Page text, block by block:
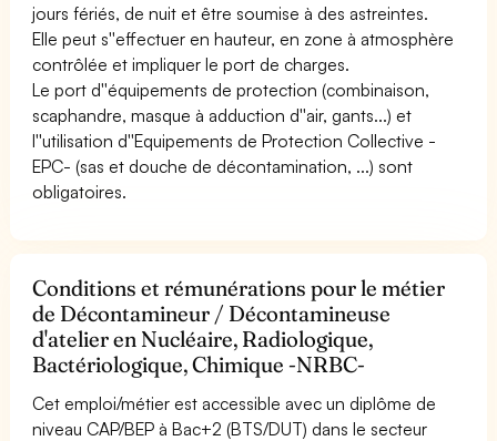
jours fériés, de nuit et être soumise à des astreintes.
Elle peut s''effectuer en hauteur, en zone à atmosphère
contrôlée et impliquer le port de charges.
Le port d''équipements de protection (combinaison,
scaphandre, masque à adduction d''air, gants...) et
l''utilisation d''Equipements de Protection Collective -
EPC- (sas et douche de décontamination, ...) sont
obligatoires.
Conditions et rémunérations pour le métier
de Décontamineur / Décontamineuse
d'atelier en Nucléaire, Radiologique,
Bactériologique, Chimique -NRBC-
Cet emploi/métier est accessible avec un diplôme de
niveau CAP/BEP à Bac+2 (BTS/DUT) dans le secteur